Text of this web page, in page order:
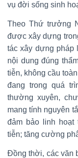
vụ đời sống sinh
Theo Thứ trưởng
được xây dựng
tác xây dựng pháp
nội dung đúng
tiễn, không cầu
đang trong quá
thường xuyên,
mang tính nguyên
đảm bảo linh
tiễn; tăng cường
Đồng thời, các văn